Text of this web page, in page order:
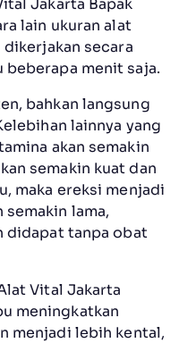
Jakarta Bapak
lain ukuran alat
secara
beberapa menit saja.
bahkan langsung
lainnya yang
akan semakin
semakin kuat dan
maka ereksi menjadi
lama,
didapat tanpa obat
Vital Jakarta
meningkatkan
menjadi lebih kental,